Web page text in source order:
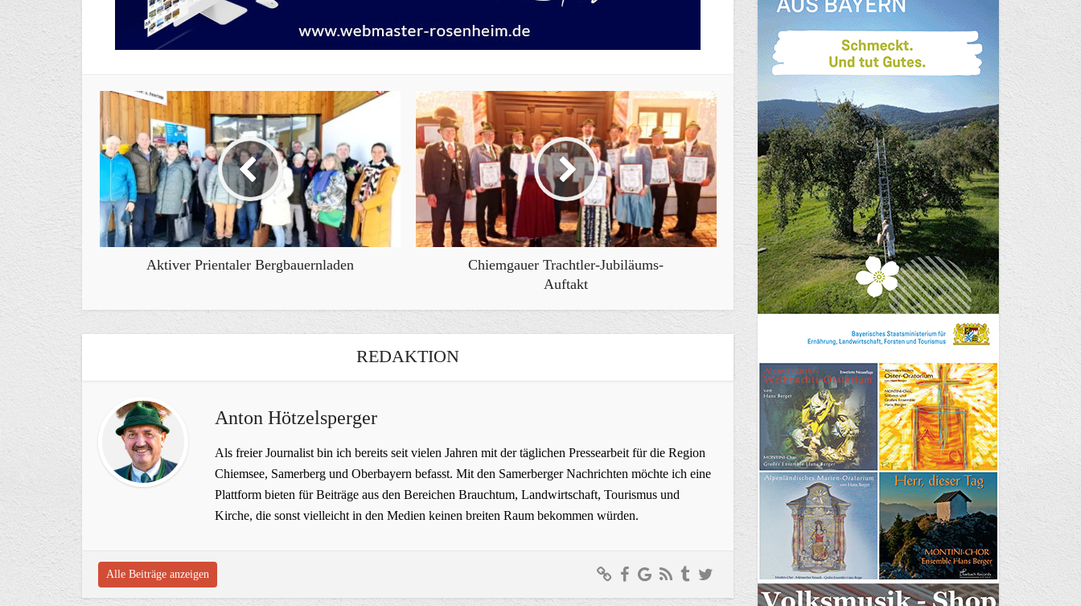
Aktiver Prientaler Bergbauernladen
Chiemgauer Trachtler-Jubiläums-
Auftakt
REDAKTION
Anton Hötzelsperger
Als freier Journalist bin ich bereits seit vielen Jahren mit der täglichen Pressearbeit für die Region
Chiemsee, Samerberg und Oberbayern befasst. Mit den Samerberger Nachrichten möchte ich eine
Plattform bieten für Beiträge aus den Bereichen Brauchtum, Landwirtschaft, Tourismus und
Kirche, die sonst vielleicht in den Medien keinen breiten Raum bekommen würden.
Alle Beiträge anzeigen